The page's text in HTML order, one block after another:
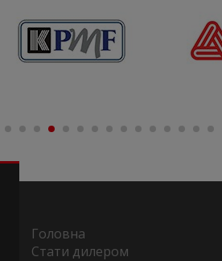
Головна
Стати дилером